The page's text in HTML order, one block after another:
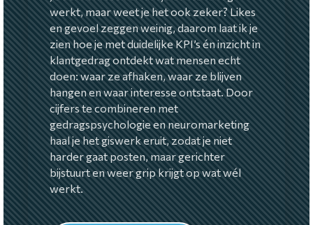
werkt, maar weet je het ook zeker? Likes
en gevoel zeggen weinig, daarom laat ik je
zien hoe je met duidelijke KPI’s én inzicht in
klantgedrag ontdekt wat mensen echt
doen: waar ze afhaken, waar ze blijven
hangen en waar interesse ontstaat. Door
cijfers te combineren met
gedragspsychologie en neuromarketing
haal je het giswerk eruit, zodat je niet
harder gaat posten, maar gerichter
bijstuurt en weer grip krijgt op wat wél
werkt.